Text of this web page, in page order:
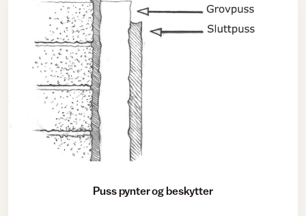
Puss pynter og beskytter